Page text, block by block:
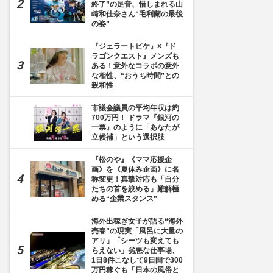
終了”の足音、惜しまれる山
崎和佳奈さん“毛利蘭の最後
の姿”
『ジェラートピケ』×『ド
ラゴンクエスト』メンズも
ある！意外なコラボの意外
な相性、“おうち時間”との
親和性
市議会議員の平均年収は約
700万円！ ドラマ『銀河の
一票』のように「あなたが
立候補」という選択肢
『松のや』《ママ応援企
画》を《夏休み企画》に名
称変更！真摯対応も「自分
たちの首を絞める」難解極
める“企業スタンス”
海外出稼ぎ女子が語る“海外
売春”の現実「風呂に大量の
アリ」「シーツも変えても
らえない」劣悪な仕事場、
1日8件こなして9日間で300
万円稼ぐも「日本の風俗と